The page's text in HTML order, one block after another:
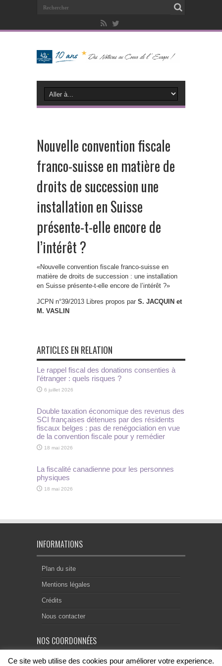
Nouvelle convention fiscale
franco-suisse en matière de
droits de succession une
installation en Suisse
présente-t-elle encore de
l’intérêt ?
«Nouvelle convention fiscale franco-suisse en
matière de droits de succession : une installation
en Suisse présente-t-elle encore de l’intérêt ?»
JCPN n°39/2013 Libres propos par S. JACQUIN et
M. VASLIN
ARTICLES EN RELATION
Le rappel fiscal des donations consenties à
l’étranger : quels risques ?
6 juillet 2026
Double taxation économique des revenus des
SCI françaises détenues par des résidents
fiscaux belges : pas de renégociation en vue
de la convention fiscale pour y remédier
18 mai 2026
La fiscalité canadienne pour les personnes
physiques
18 mai 2026
INFORMATIONS
Plan du site
Mentions légales
Crédits
Nous contacter
NOS COORDONNÉES
Centre Notarial de Droit Européen
Ce site web utilise des cookies pour améliorer votre experience.